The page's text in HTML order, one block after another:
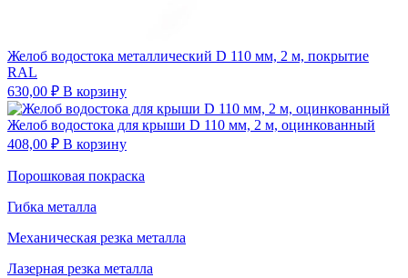
Желоб водостока металлический D 110 мм, 2 м, покрытие
RAL
630,00 ₽ В корзину
Желоб водостока для крыши D 110 мм, 2 м, оцинкованный
408,00 ₽ В корзину
Порошковая покраска
Гибка металла
Механическая резка металла
Лазерная резка металла